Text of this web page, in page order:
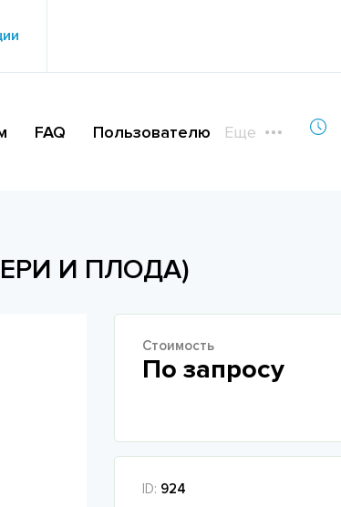
FAQ Пользователю Еще
И ПЛОДА)
Стоимость
По запросу
ID: 924